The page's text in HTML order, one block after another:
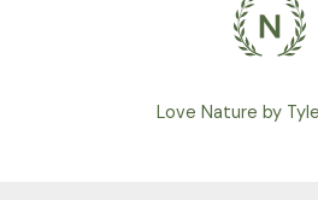
Love Nature by